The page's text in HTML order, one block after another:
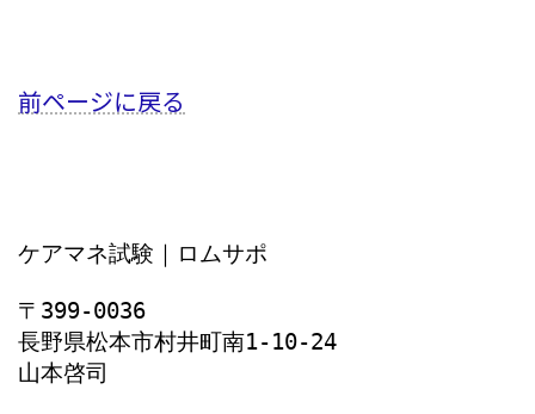
前ページに戻る
ケアマネ試験｜ロムサポ
〒399-0036
長野県松本市村井町南1‐10‐24
山本啓司